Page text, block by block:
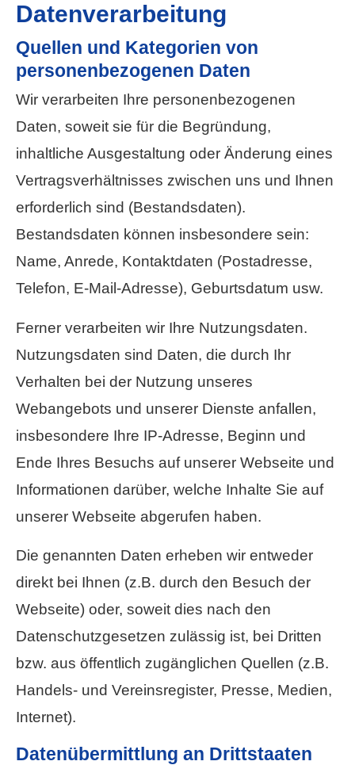
Datenverarbeitung
Quellen und Kategorien von
personenbezogenen Daten
Wir verarbeiten Ihre personenbezogenen
Daten, soweit sie für die Begründung,
inhaltliche Ausgestaltung oder Änderung eines
Vertragsverhältnisses zwischen uns und Ihnen
erforderlich sind (Bestandsdaten).
Bestandsdaten können insbesondere sein:
Name, Anrede, Kontaktdaten (Postadresse,
Telefon, E-Mail-Adresse), Geburts­datum usw.
Ferner verarbeiten wir Ihre Nutzungsdaten.
Nutzungsdaten sind Daten, die durch Ihr
Verhalten bei der Nutzung unseres
Webangebots und unserer Dienste anfallen,
insbesondere Ihre IP-Adresse, Beginn und
Ende Ihres Besuchs auf unserer Webseite und
Informationen darüber, welche Inhalte Sie auf
unserer Webseite abgerufen haben.
Die genannten Daten erheben wir entweder
direkt bei Ihnen (z.B. durch den Besuch der
Webseite) oder, soweit dies nach den
Datenschutzgesetzen zulässig ist, bei Dritten
bzw. aus öffentlich zugänglichen Quellen (z.B.
Handels- und Vereinsregister, Presse, Medien,
Internet).
Datenübermittlung an Drittstaaten